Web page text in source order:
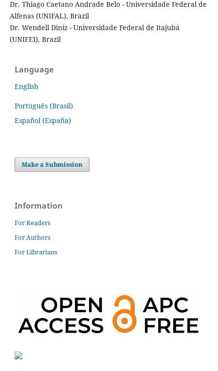
Dr. Thiago Caetano Andrade Belo - Universidade Federal de
Alfenas (UNIFAL), Brazil
Dr. Wendell Diniz - Universidade Federal de Itajubá
(UNIFEI), Brazil
Language
English
Português (Brasil)
Español (España)
Make a Submission
Information
For Readers
For Authors
For Librarians